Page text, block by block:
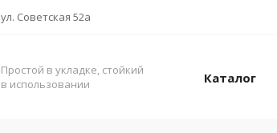
ул. Советская 52а
Простой в укладке, стойкий
в использовании
Каталог